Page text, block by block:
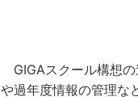
GIGAスクール構想の
や過年度情報の管理な